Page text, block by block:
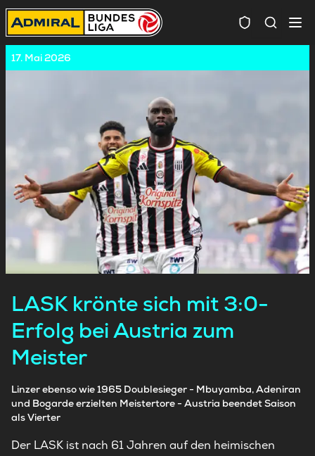
17. Mai 2026
LASK krönte sich mit 3:0-
Erfolg bei Austria zum
Meister
Linzer ebenso wie 1965 Doublesieger - Mbuyamba, Adeniran
und Bogarde erzielten Meistertore - Austria beendet Saison
als Vierter
Der LASK ist nach 61 Jahren auf den heimischen